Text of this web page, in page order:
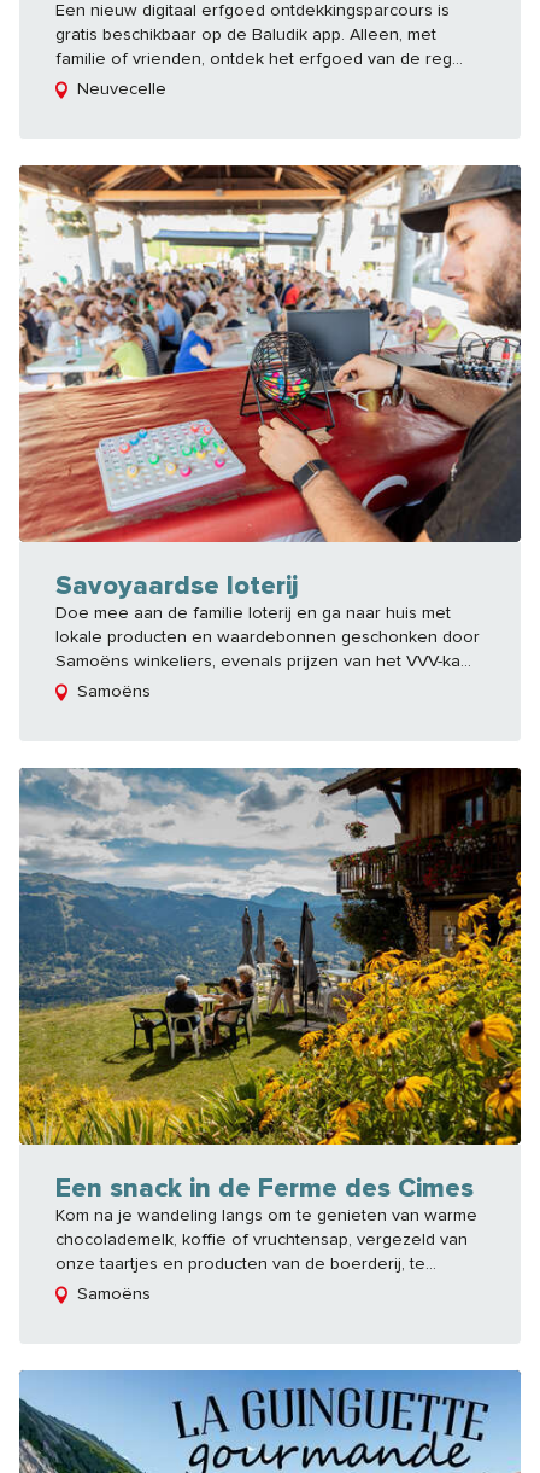
Een nieuw digitaal erfgoed ontdekkingsparcours is
gratis beschikbaar op de Baludik app. Alleen, met
familie of vrienden, ontdek het erfgoed van de reg...
Neuvecelle
Savoyaardse loterij
Doe mee aan de familie loterij en ga naar huis met
lokale producten en waardebonnen geschonken door
Samoëns winkeliers, evenals prijzen van het VVV-ka...
Samoëns
Een snack in de Ferme des Cimes
Kom na je wandeling langs om te genieten van warme
chocolademelk, koffie of vruchtensap, vergezeld van
onze taartjes en producten van de boerderij, te...
Samoëns